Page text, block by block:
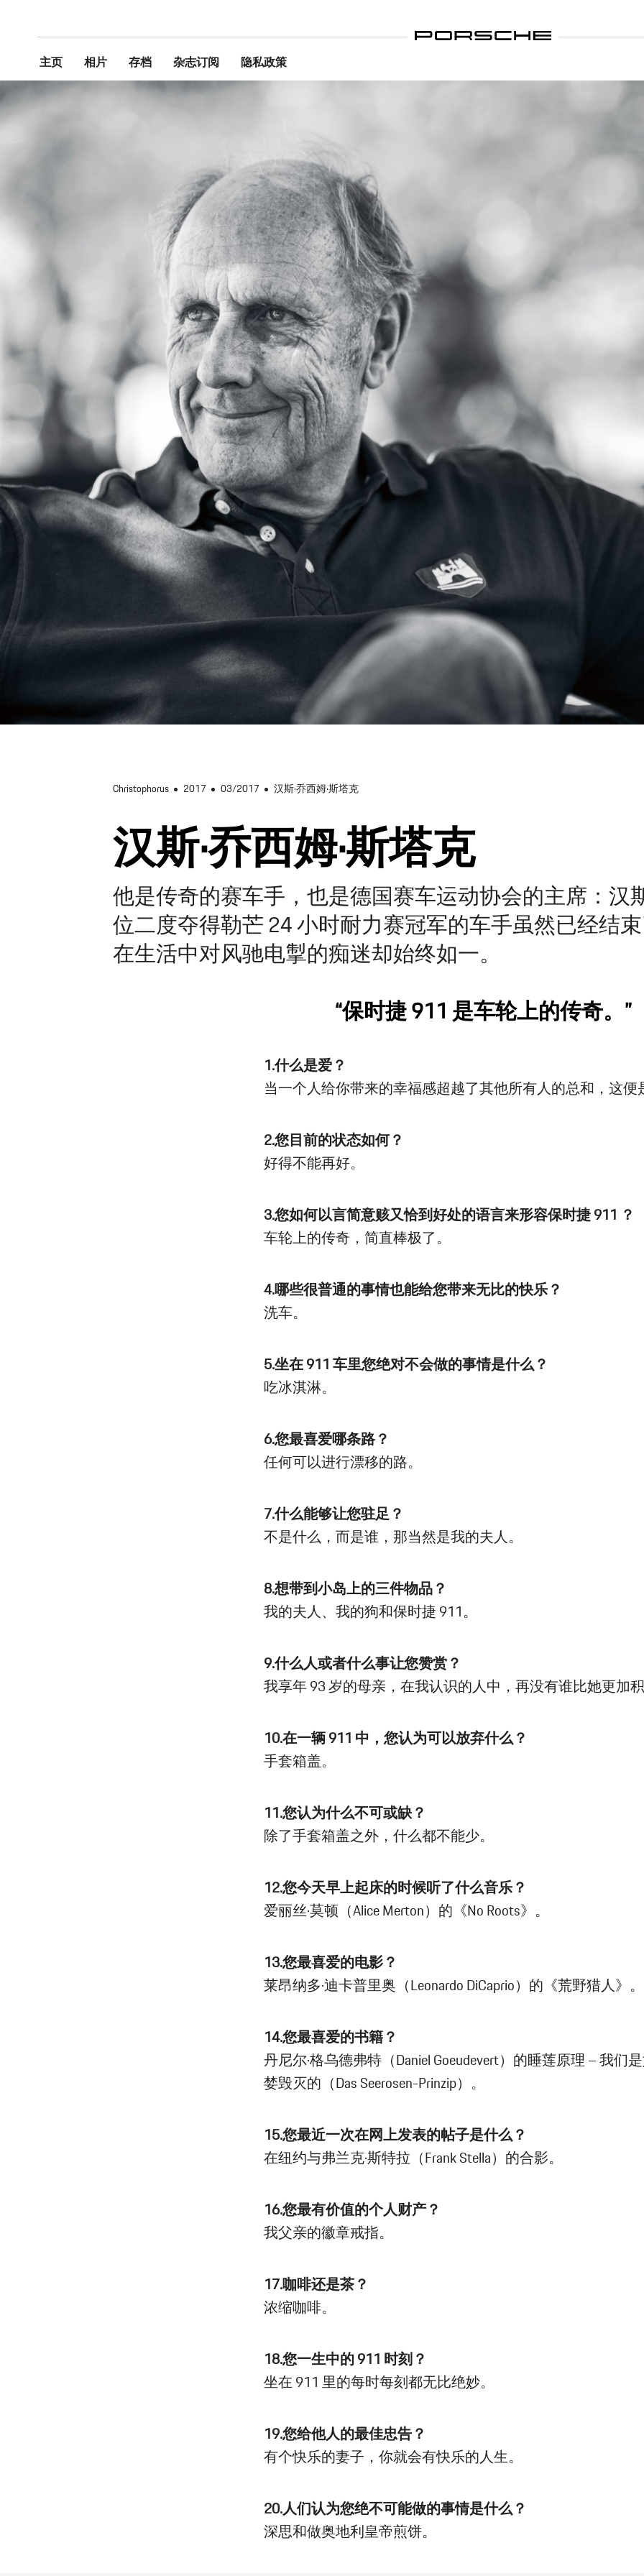
主页 相片 存档 杂志订阅 隐私政策
Christophorus 2017 03/2017 汉斯·乔西姆·斯塔克
汉斯·乔西姆·斯塔克
他是传奇的赛车手，也是德国赛车运动协会的主席：汉
位二度夺得勒芒 24 小时耐力赛冠军的车手虽然已经结
在生活中对风驰电掣的痴迷却始终如一。
“保时捷 911 是车轮上的传奇。”
1.什么是爱？
当一个人给你带来的幸福感超越了其他所有人的总和，这便
2.您目前的状态如何？
好得不能再好。
3.您如何以言简意赅又恰到好处的语言来形容保时捷 911 ？
车轮上的传奇，简直棒极了。
4.哪些很普通的事情也能给您带来无比的快乐？
洗车。
5.坐在 911 车里您绝对不会做的事情是什么？
吃冰淇淋。
6.您最喜爱哪条路？
任何可以进行漂移的路。
7.什么能够让您驻足？
不是什么，而是谁，那当然是我的夫人。
8.想带到小岛上的三件物品？
我的夫人、我的狗和保时捷 911。
9.什么人或者什么事让您赞赏？
我享年 93 岁的母亲，在我认识的人中，再没有谁比她更加
10.在一辆 911 中，您认为可以放弃什么？
手套箱盖。
11.您认为什么不可或缺？
除了手套箱盖之外，什么都不能少。
12.您今天早上起床的时候听了什么音乐？
爱丽丝·莫顿（Alice Merton）的《No Roots》。
13.您最喜爱的电影？
莱昂纳多·迪卡普里奥（Leonardo DiCaprio）的《荒野猎人》。
14.您最喜爱的书籍？
丹尼尔·格乌德弗特（Daniel Goeudevert）的睡莲原理 – 我们
婪毁灭的（Das Seerosen-Prinzip）。
15.您最近一次在网上发表的帖子是什么？
在纽约与弗兰克·斯特拉（Frank Stella）的合影。
16.您最有价值的个人财产？
我父亲的徽章戒指。
17.咖啡还是茶？
浓缩咖啡。
18.您一生中的 911 时刻？
坐在 911 里的每时每刻都无比绝妙。
19.您给他人的最佳忠告？
有个快乐的妻子，你就会有快乐的人生。
20.人们认为您绝不可能做的事情是什么？
深思和做奥地利皇帝煎饼。